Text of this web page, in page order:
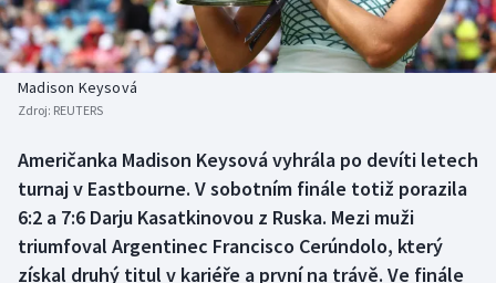
Baseball a softbal
Basketbal
Boby a skeleton
Box
Historické návraty
Aplikace ČT sport
Madison Keysová
Zdroj: REUTERS
Američanka Madison Keysová vyhrála po devíti letech
turnaj v Eastbourne. V sobotním finále totiž porazila
6:2 a 7:6 Darju Kasatkinovou z Ruska. Mezi muži
triumfoval Argentinec Francisco Cerúndolo, který
získal druhý titul v kariéře a první na trávě. Ve finále